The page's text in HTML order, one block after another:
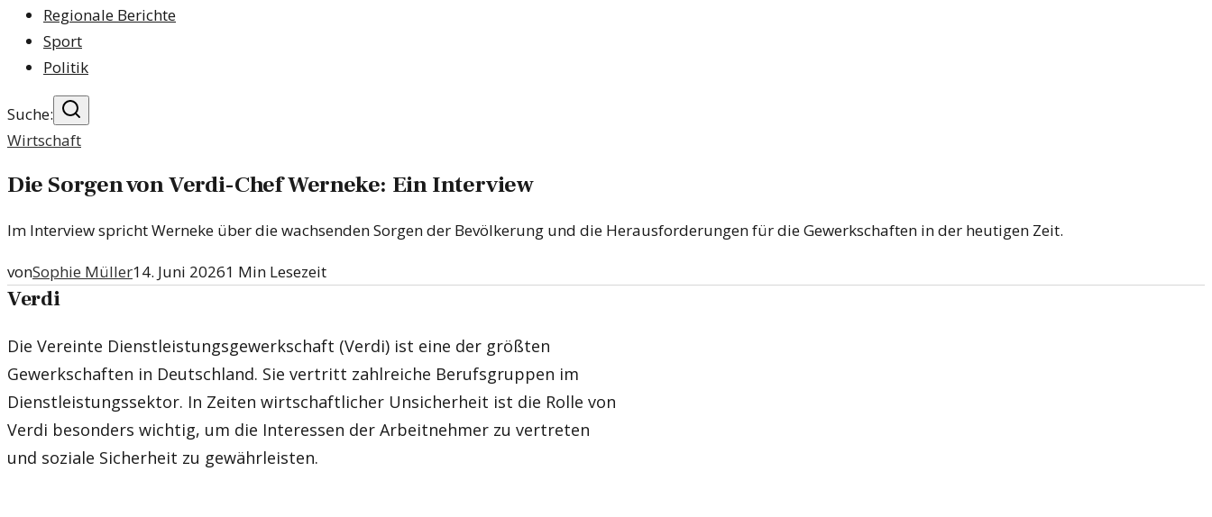
Regionale Berichte
Sport
Politik
Suche:
Wirtschaft
Die Sorgen von Verdi-Chef Werneke: Ein Interview
Im Interview spricht Werneke über die wachsenden Sorgen der Bevölkerung und die Herausforderungen für die Gewerkschaften in der heutigen Zeit.
vonSophie Müller14. Juni 20261 Min Lesezeit
Verdi
Die Vereinte Dienstleistungsgewerkschaft (Verdi) ist eine der größten
Gewerkschaften in Deutschland. Sie vertritt zahlreiche Berufsgruppen im
Dienstleistungssektor. In Zeiten wirtschaftlicher Unsicherheit ist die Rolle von
Verdi besonders wichtig, um die Interessen der Arbeitnehmer zu vertreten
und soziale Sicherheit zu gewährleisten.